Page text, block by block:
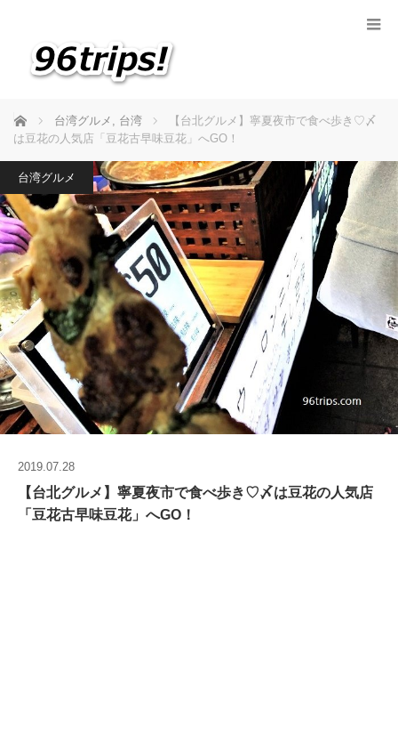
ホーム 台湾グルメ , 台湾
【台北グルメ】寧夏夜市で食べ歩き♡〆
は豆花の人気店「豆花古早味豆花」へGO！
台湾グルメ
2019.07.28
【台北グルメ】寧夏夜市で食べ歩き♡〆は豆花の人気店
「豆花古早味豆花」へGO！